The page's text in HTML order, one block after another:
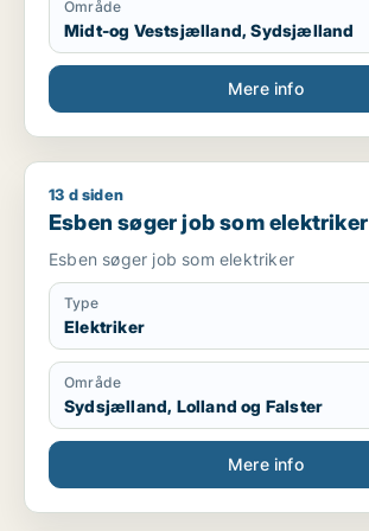
Område
Midt-og Vestsjælland, Sydsjælland
Mere info
Esben søger job som elektriker
13 d siden
Esben søger job som elektriker
Esben søger job som elektriker
Type
Elektriker
Område
Sydsjælland, Lolland og Falster
Mere info